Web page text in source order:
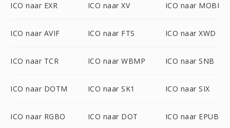
ICO naar EXR ICO naar XV ICO naar MOBI
ICO naar AVIF ICO naar FTS ICO naar XWD
ICO naar TCR ICO naar WBMP ICO naar SNB
ICO naar DOTM ICO naar SK1 ICO naar SIX
ICO naar RGBO ICO naar DOT ICO naar EPUB